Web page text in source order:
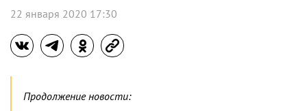
22 января 2020 17:30
Продолжение новости: